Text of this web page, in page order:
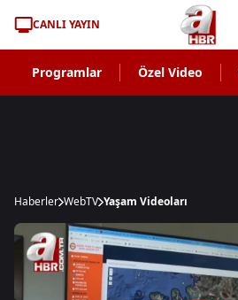
CANLI YAYIN
Programlar Özel Video
Haberler WebTV Yaşam Videoları